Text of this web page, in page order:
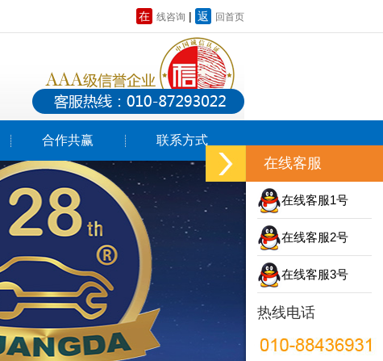
在线客服
在线客服1号
在线客服2号
在线客服3号
热线电话
在 线咨询 | 返 回首页
合作共赢 联系方式